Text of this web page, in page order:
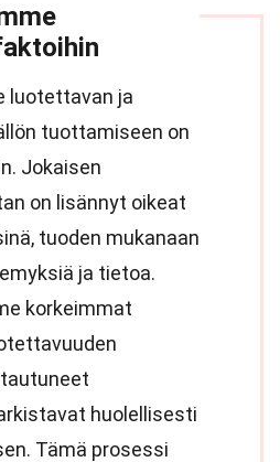
luotettavan ja
tuottamiseen on
Jokaisen
on lisännyt oikeat
tuoden mukanaan
ja tietoa.
korkeimmat
huolellisesti
Tämä prosessi